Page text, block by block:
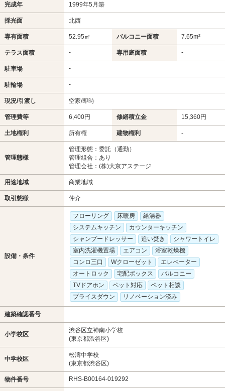
完成年 1999年5月築
採光面 北西
専有面積 52.95㎡ バルコニー面積 7.65m²
テラス面積 - 専用庭面積 -
駐車場 -
駐輪場 -
現況/引渡し 空家/即時
管理費等 6,400円 修繕積立金 15,360円
土地権利 所有権 建物権利 -
管理態様
管理形態：委託（通勤）
管理組合：あり
管理会社：(株)大京アステージ
用途地域 商業地域
取引態様 仲介
設備・条件
フローリング 床暖房
給湯器
システムキッチン
カウンターキッチン
シャンプードレッサー
追い焚き
シャワートイレ
室内洗濯機置場
エアコン
浴室乾燥機
コンロ三口
Wクローゼット
エレベーター
オートロック
宅配ボックス
バルコニー
TVドアホン
ペット対応
ペット相談
プライスダウン
リノベーション済み
建築確認番号
小学校区
渋谷区立神南小学校
(東京都渋谷区)
中学校区
松濤中学校
(東京都渋谷区)
物件番号 RHS-B00164-019292